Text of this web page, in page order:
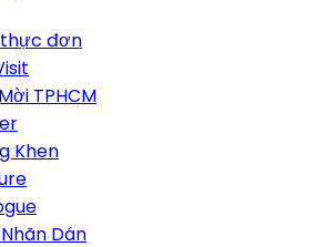
đơn
TPHCM
Khen
Dán